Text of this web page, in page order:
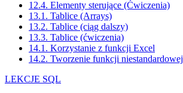
12.4. Elementy sterujące (Ćwiczenia)
13.1. Tablice (Arrays)
13.2. Tablice (ciąg dalszy)
13.3. Tablice (ćwiczenia)
14.1. Korzystanie z funkcji Excel
14.2. Tworzenie funkcji niestandardowej
LEKCJE SQL